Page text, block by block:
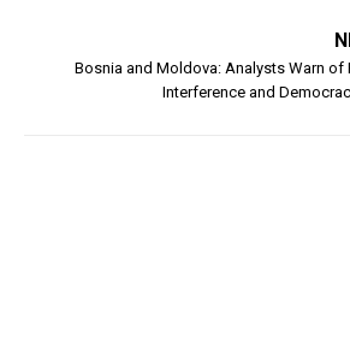
Bosnia and Moldova: Analysts Warn of
Interference and